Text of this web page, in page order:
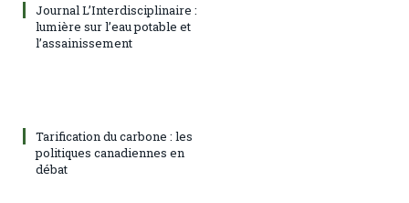
Journal L’Interdisciplinaire :
lumière sur l’eau potable et
l’assainissement
Tarification du carbone : les
politiques canadiennes en
débat